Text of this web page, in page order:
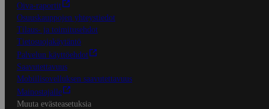
Oiva-raportit
Osuuskauppojen yhteystiedot
Tilaus- ja toimitusehdot
Tietosuojakäytäntö
Palvelun käyttöehdot
Saavutettavuus
Mobiilisovelluksen saavutettavuus
Mainostajalle
Muuta evästeasetuksia